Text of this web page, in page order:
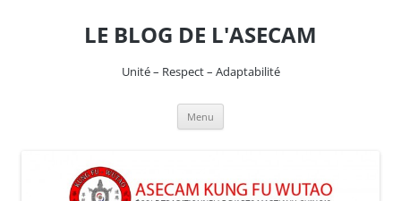
LE BLOG DE L'ASECAM
Unité – Respect – Adaptabilité
Menu